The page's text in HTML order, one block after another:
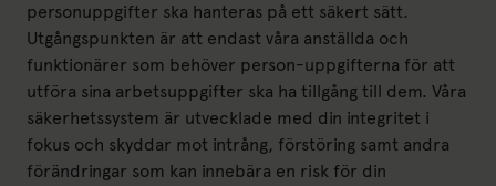
personuppgifter ska hanteras på ett säkert sätt.
Utgångspunkten är att endast våra anställda och
funktionärer som behöver person-uppgifterna för att
utföra sina arbetsuppgifter ska ha tillgång till dem. Våra
säkerhetssystem är utvecklade med din integritet i
fokus och skyddar mot intrång, förstöring samt andra
förändringar som kan innebära en risk för din